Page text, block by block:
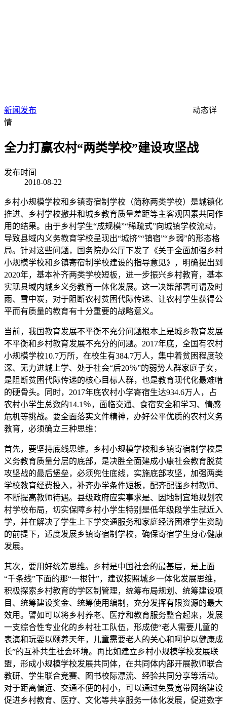
新闻发布
动态详
情
全力打赢农村“两类学校”建设攻坚战
发布时间
2018-08-22
乡村小规模学校和乡镇寄宿制学校（简称两类学校）是城镇化
推进、乡村学校撤并和城乡教育质量差距等主客观因素共同作
用的结果。由于乡村学生“成规模”“稀疏式”向城镇学校流动，
导致县域内义务教育学校呈现出“城挤”“镇宿”“乡弱”的形态格
局。针对这些问题，国务院办公厅下发了《关于全面加强乡村
小规模学校和乡镇寄宿制学校建设的指导意见》，明确提出到
2020年，基本补齐两类学校短板，进一步振兴乡村教育，基本
实现县域内城乡义务教育一体化发展。这一决策部署可谓及时
雨、雪中炭，对于阻断农村贫困代际传递、让农村学生获得公
平而有质量的教育有十分重要的战略意义。
当前，我国教育发展不平衡不充分问题根本上是城乡教育发展
不平衡和乡村教育发展不充分的问题。2017年底，全国有农村
小规模学校10.7万所，在校生有384.7万人，集中着贫困程度较
深、无力进城上学、处于社会“后20％”的弱势人群家庭子女，
是阻断贫困代际传递的核心目标人群，也是教育现代化最难啃
的硬骨头。同时，2017年底农村小学寄宿生达934.6万人，占
农村小学生总数的14.1％，面临交通、食宿安全和学习、情感
危机等挑战。要全面落实文件精神，办好公平优质的农村义务
教育，必须确立三种思维：
首先，要坚持底线思维。乡村小规模学校和乡镇寄宿制学校是
义务教育质量分层的底部，是决胜全面建成小康社会教育脱贫
攻坚战的最后堡垒，必须兜住底线，实施底部攻坚，加强两类
学校教育经费投入，补齐办学条件短板，配齐配强乡村教师、
不断提高教师待遇。县级政府应实事求是、因地制宜地规划农
村学校布局，切实保障乡村小学生特别是低年级段学生就近入
学，并在解决了学生上下学交通服务和家庭经济困难学生资助
的前提下，适度发展乡镇寄宿制学校，确保寄宿学生身心健康
发展。
其次，要用好统筹思维。乡村是中国社会的最基层，是上面
“千条线”下面的那“一根针”，建议按照城乡一体化发展思维，
积极探索乡村教育的学区制管理，统筹布局规划、统筹建设项
目、统筹建设奖金、统筹使用编制，充分发挥有限资源的最大
效用。譬如可以将乡村养老、医疗和教育服务整合起来，发展
一支综合性专业化的乡村社工队伍，形成使“老人需要儿童的
表演和玩耍以颐养天年，儿童需要老人的关心和呵护以健康成
长”的互补共生社会环境。再比如建立乡村小规模学校发展联
盟，形成小规模学校发展共同体，在共同体内部开展教师联合
教研、学生联合竞赛、图书校际漂流、经验共同分享等活动。
对于距离偏远、交通不便的村小，可以通过免费宽带网络建设
促进乡村教育、医疗、文化等共享服务一体化发展，促进数字